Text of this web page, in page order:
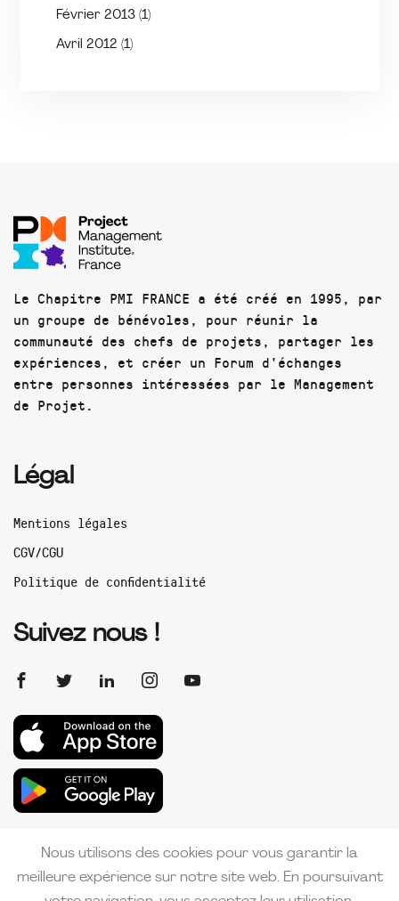
Février 2013 (1)
Avril 2012 (1)
Le Chapitre PMI FRANCE a été créé en 1995, par
un groupe de bénévoles, pour réunir la
communauté des chefs de projets, partager les
expériences, et créer un Forum d'échanges
entre personnes intéressées par le Management
de Projet.
Légal
Mentions légales
CGV/CGU
Politique de confidentialité
Suivez nous !
Nous utilisons des cookies pour vous garantir la
meilleure expérience sur notre site web. En poursuivant